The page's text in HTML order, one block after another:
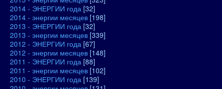
2014 - ЭНЕРГИИ года [32]
2014 - энергии месяцев [198]
2013 - ЭНЕРГИИ года [32]
2013 - энергии месяцев [339]
2012 - ЭНЕРГИИ года [67]
2012 - энергии месяцев [148]
2011 - ЭНЕРГИИ года [88]
2011 - энергии месяцев [102]
2010 - ЭНЕРГИИ года [139]